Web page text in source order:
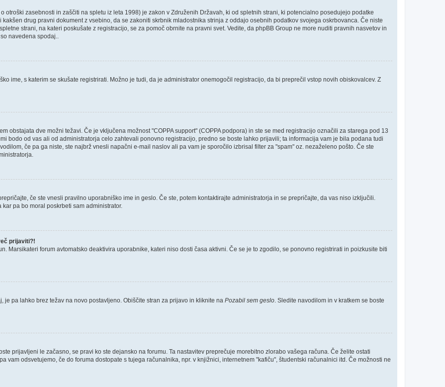
otroški zasebnosti in zaščiti na spletu iz leta 1998) je zakon v Združenih Državah, ki od spletnih strani, ki potencialno posedujejo podatke
drug pravni dokument z vsebino, da se zakoniti skrbnik mladostnika strinja z oddajo osebnih podatkov svojega oskrbovanca. Če niste
strani, na kateri poskušate z registracijo, se za pomoč obrnite na pravni svet. Vedite, da phpBB Group ne more nuditi pravnih nasvetov in
navedena spodaj..
ime, s katerim se skušate registrirati. Možno je tudi, da je administrator onemogočil registracijo, da bi preprečil vstop novih obiskovalcev. Z
obstajata dve možni težavi. Če je vključena možnost "COPPA support" (COPPA podpora) in ste se med registracijo označili za starega pod 13
bodo od vas ali od administratorja celo zahtevali ponovno registracijo, predno se boste lahko prijavili; ta informacija vam je bila podana tudi
če pa ga niste, ste najbrž vnesli napačni e-mail naslov ali pa vam je sporočilo izbrisal filter za "spam" oz. nezaželeno pošto. Če ste
če ste vnesli pravilno uporabniško ime in geslo. Če ste, potem kontaktirajte administratorja in se prepričajte, da vas niso izključili.
pa bo moral poskrbeti sam administrator.
prijaviti?!
Marsikateri forum avtomatsko deaktivira uporabnike, kateri niso dosti časa aktivni. Če se je to zgodilo, se ponovno registrirati in poizkusite biti
pa lahko brez težav na novo postavljeno. Obiščite stran za prijavo in kliknite na Pozabil sem geslo . Sledite navodilom in v kratkem se boste
prijavljeni le začasno, se pravi ko ste dejansko na forumu. Ta nastavitev preprečuje morebitno zlorabo vašega računa. Če želite ostati
vam odsvetujemo, če do foruma dostopate s tujega računalnika, npr. v knjižnici, internetnem "kafiču", študentski računalnici itd. Če možnosti ne